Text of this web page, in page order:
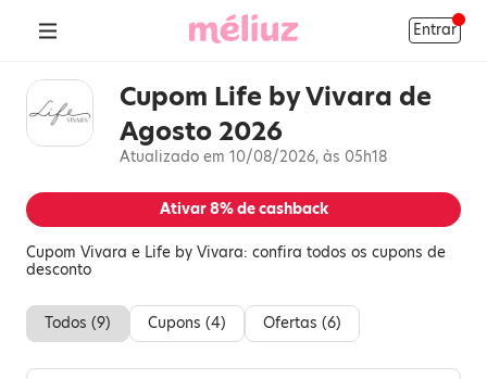
Entrar
Cupom Life by Vivara de
Agosto 2026
Atualizado em 10/08/2026, às 05h18
Ativar8%de cashback
Cupom Vivara e Life by Vivara: confira todos os cupons de
desconto
Todos (9) Cupons (4) Ofertas (6)